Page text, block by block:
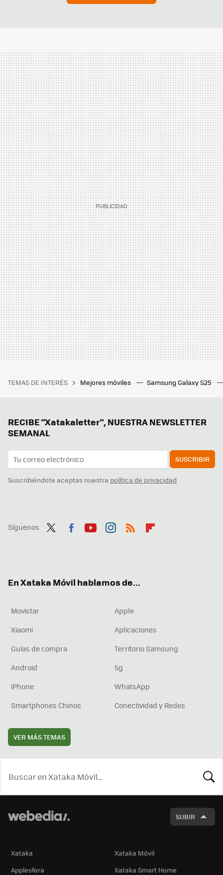
TEMAS DE INTERÉS Mejores móviles Samsung Galaxy S25
RECIBE "Xatakaletter", NUESTRA NEWSLETTER
SEMANAL
SUSCRIBIR
Suscribiéndote aceptas nuestra política de privacidad
Síguenos
En Xataka Móvil hablamos de...
Movistar
Apple
Xiaomi
Aplicaciones
Guías de compra
Territorio Samsung
Android
5g
iPhone
WhatsApp
Smartphones Chinos
Conectividad y Redes
VER MÁS TEMAS
SUBIR
Xataka
Xataka Móvil
Applesfera
Xataka Smart Home